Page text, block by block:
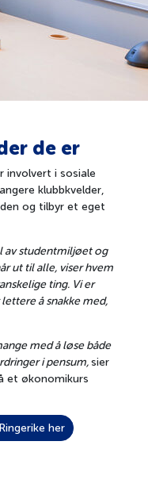
de er
involvert i sosiale
klubbkvelder,
og tilbyr et eget
av studentmiljøet og
ut til alle, viser hvem
ting. Vi er
å snakke med,
med å løse både
i pensum,sier
et økonomikurs
her